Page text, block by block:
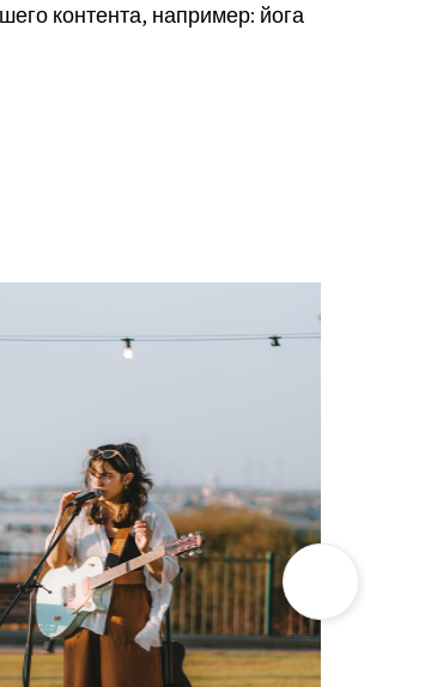
контента, например: йога